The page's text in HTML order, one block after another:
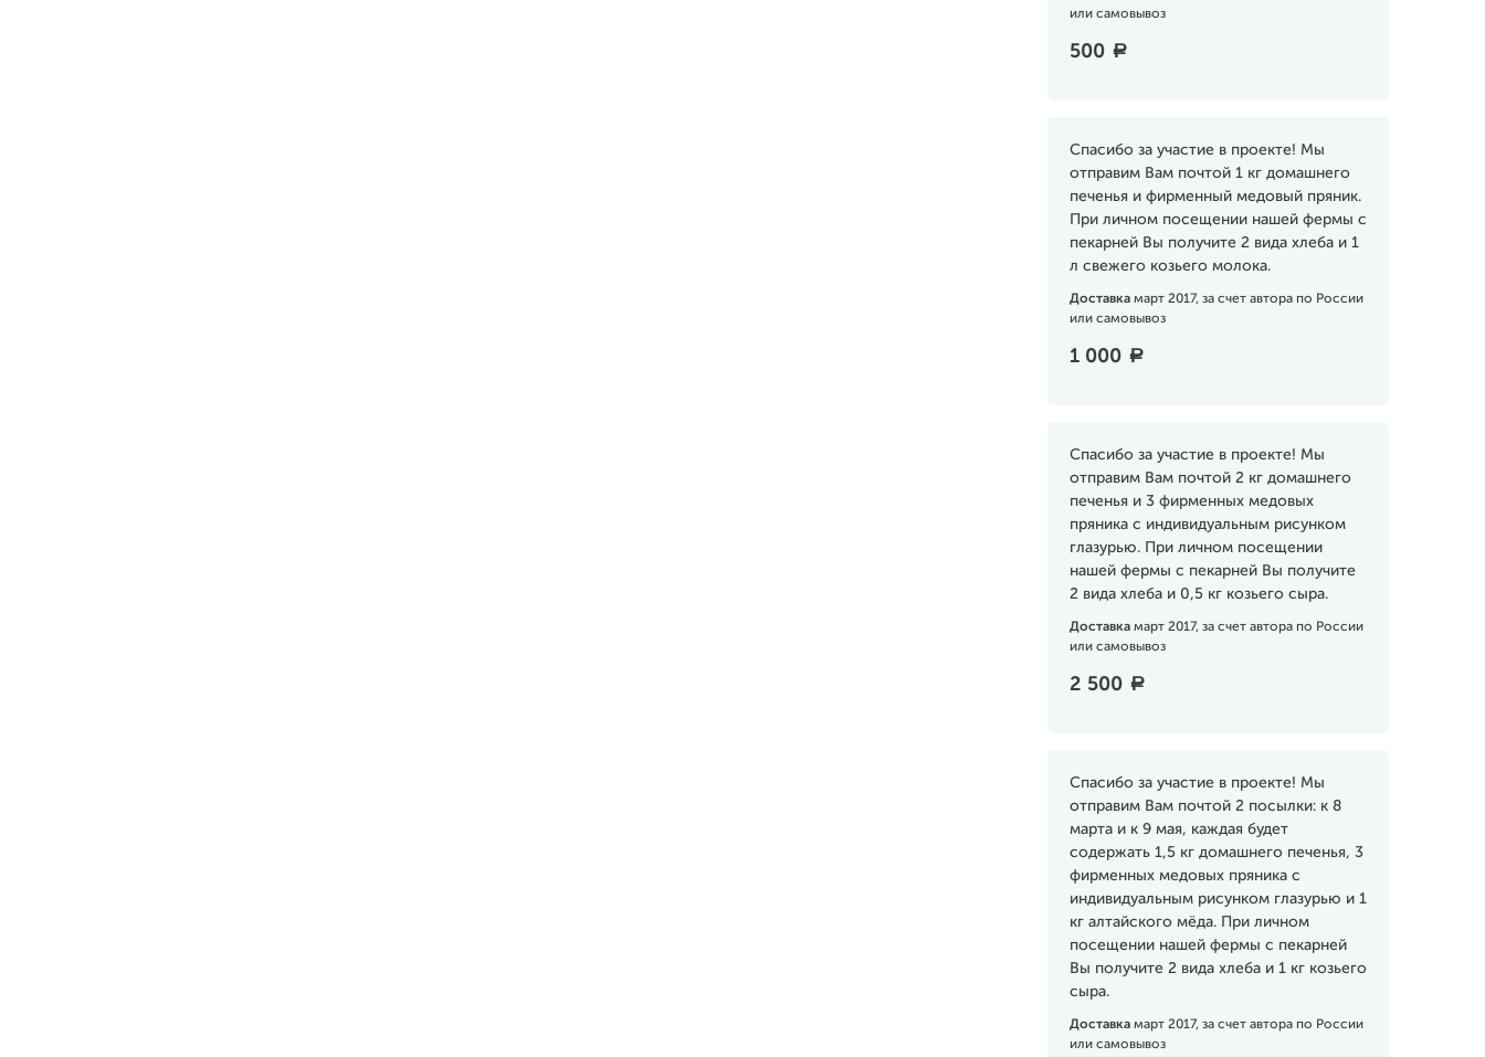
или самовывоз
500 a
Спасибо за участие в проекте! Мы
отправим Вам почтой 1 кг домашнего
печенья и фирменный медовый пряник.
При личном посещении нашей фермы с
пекарней Вы получите 2 вида хлеба и 1
л свежего козьего молока.
Доставка март 2017, за счет автора по России
или самовывоз
1 000 a
Спасибо за участие в проекте! Мы
отправим Вам почтой 2 кг домашнего
печенья и 3 фирменных медовых
пряника с индивидуальным рисунком
глазурью. При личном посещении
нашей фермы с пекарней Вы получите
2 вида хлеба и 0,5 кг козьего сыра.
Доставка март 2017, за счет автора по России
или самовывоз
2 500 a
Спасибо за участие в проекте! Мы
отправим Вам почтой 2 посылки: к 8
марта и к 9 мая, каждая будет
содержать 1,5 кг домашнего печенья, 3
фирменных медовых пряника с
индивидуальным рисунком глазурью и 1
кг алтайского мёда. При личном
посещении нашей фермы с пекарней
Вы получите 2 вида хлеба и 1 кг козьего
сыра.
Доставка март 2017, за счет автора по России
или самовывоз